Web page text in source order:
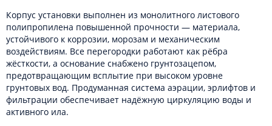
Корпус установки выполнен из монолитного листового
полипропилена повышенной прочности — материала,
устойчивого к коррозии, морозам и механическим
воздействиям. Все перегородки работают как рёбра
жёсткости, а основание снабжено грунтозацепом,
предотвращающим всплытие при высоком уровне
грунтовых вод. Продуманная система аэрации, эрлифтов и
фильтрации обеспечивает надёжную циркуляцию воды и
активного ила.